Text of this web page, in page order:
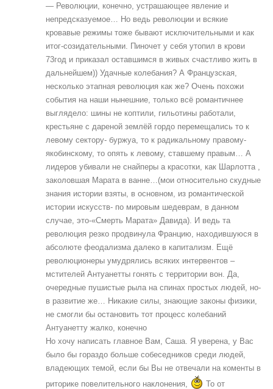
— Революции, конечно, устрашающее явление и
непредсказуемое… Но ведь революции и всякие
кровавые режимы тоже бывают исключительными и как
итог-созидательными. Пиночет у себя утопил в крови
73год и приказал оставшимся в живых счастливо жить в
дальнейшем)) Удачные колебания? А Французская,
несколько этапная революция как же? Очень похожи
события на наши нынешние, только всё романтичнее
выглядело: шины не коптили, гильотины работали,
крестьяне с дареной землёй гордо перемещались то к
левому сектору- буржуа, то к радикальному правому-
якобинскому, то опять к левому, ставшему правым… А
лидеров убивали не снайперы а красотки, как Шарлотта ,
заколовшая Марата в ванне…(мои относительно скудные
знания истории взяты, в основном, из романтической
истории искусств- по мировым шедеврам, в данном
случае, это-«Смерть Марата» Давида). И ведь та
революция резко продвинула Францию, находившуюся в
абсолюте феодализма далеко в капитализм. Ещё
революционеры умудрялись всяких интервентов –
мстителей Антуанетты гонять с территории вон. Да,
очередные пушистые рыла на спинах простых людей, но-
в развитие же… Никакие силы, знающие законы физики,
не смогли бы остановить тот процесс колебаний
Антуанетту жалко, конечно
Но хочу написать главное Вам, Саша. Я уверена, у Вас
было бы гораздо больше собеседников среди людей,
владеющих темой, если бы Вы не отвечали на коменты в
риторике повелительного наклонения,
То от